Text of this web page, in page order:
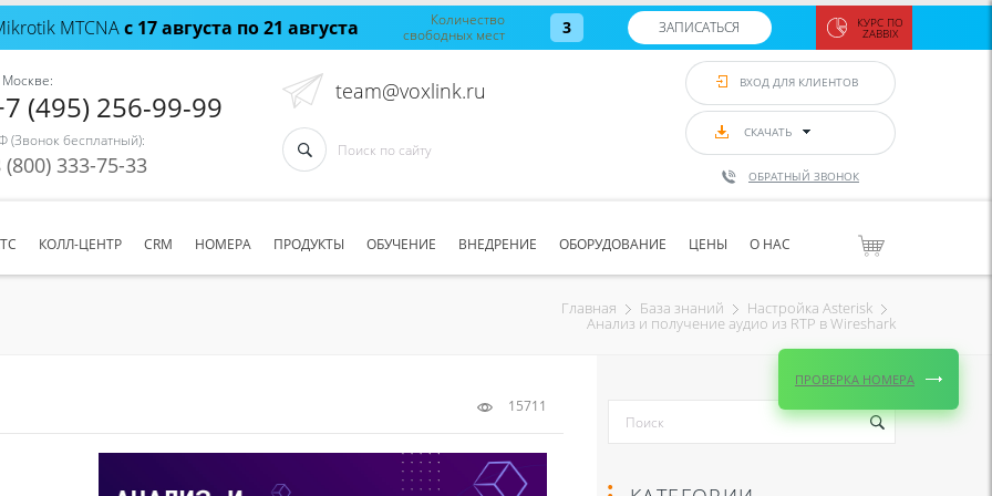
MTCNAс 17 августа по 21 августа
Количество
свободных мест
3 ЗАПИСАТЬСЯ КУРС ПО
ZABBIX
ВХОД ДЛЯ КЛИЕНТОВ
СКАЧАТЬ
ОБРАТНЫЙ ЗВОНОК
(495) 256-99-99
(Звонок бесплатный):
(800) 333-75-33
team@voxlink.ru
КОЛЛ-ЦЕНТР CRM НОМЕРА ПРОДУКТЫ ОБУЧЕНИЕ ВНЕДРЕНИЕ ОБОРУДОВАНИЕ ЦЕНЫ О НАС
Главная База знаний Настройка Asterisk
Анализ и получение аудио из RTP в Wireshark
15711
ПРОВЕРКА НОМЕРА